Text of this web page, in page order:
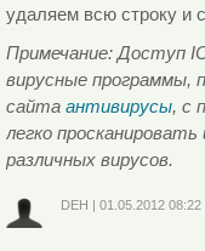
удаляем всю строку и
Примечание: Доступ
вирусные программы,
сайта антивирусы, с
легко
различных вирусов.
DEH | 01.05.2012 08:22